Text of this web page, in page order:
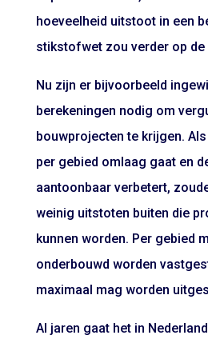
hoeveelheid uitstoot in een
stikstofwet zou verder op
Nu zijn er bijvoorbeeld
berekeningen nodig om
bouwprojecten te krijgen.
per gebied omlaag gaat en
aantoonbaar verbetert,
weinig uitstoten buiten die
kunnen worden. Per gebied
onderbouwd worden
maximaal mag worden
Al jaren gaat het in